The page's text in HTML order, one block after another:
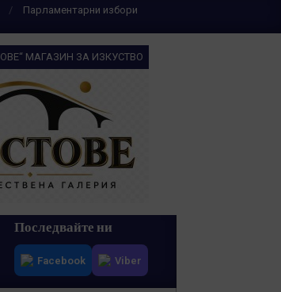
Парламентарни избори
МАГАЗИН ЗА ИЗКУСТВО
Последвайте ни
Facebook Viber